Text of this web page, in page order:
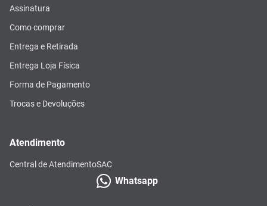
Assinatura
Como comprar
Entrega e Retirada
Entrega Loja Física
Forma de Pagamento
Trocas e Devoluções
Atendimento
Central de AtendimentoSAC
Whatsapp